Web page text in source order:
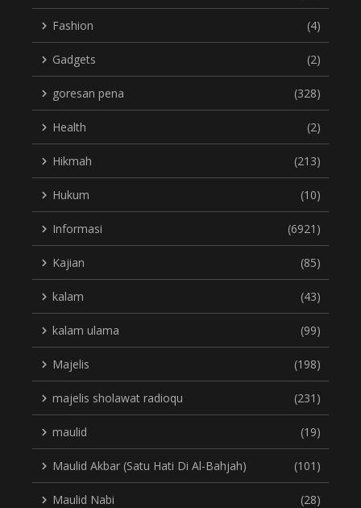
Fashion (4)
Gadgets (2)
goresan pena (328)
Health (2)
Hikmah (213)
Hukum (10)
Informasi (6921)
Kajian (85)
kalam (43)
kalam ulama (99)
Majelis (198)
majelis sholawat radioqu (231)
maulid (19)
Maulid Akbar (Satu Hati Di Al-Bahjah) (101)
Maulid Nabi (28)